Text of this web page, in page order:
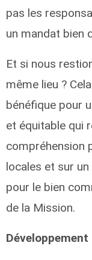
pas les
un mandat bien
Et si nous
même lieu ?
bénéfique pour
et équitable qui
compréhension
locales et sur
pour le bien
de la Mission.